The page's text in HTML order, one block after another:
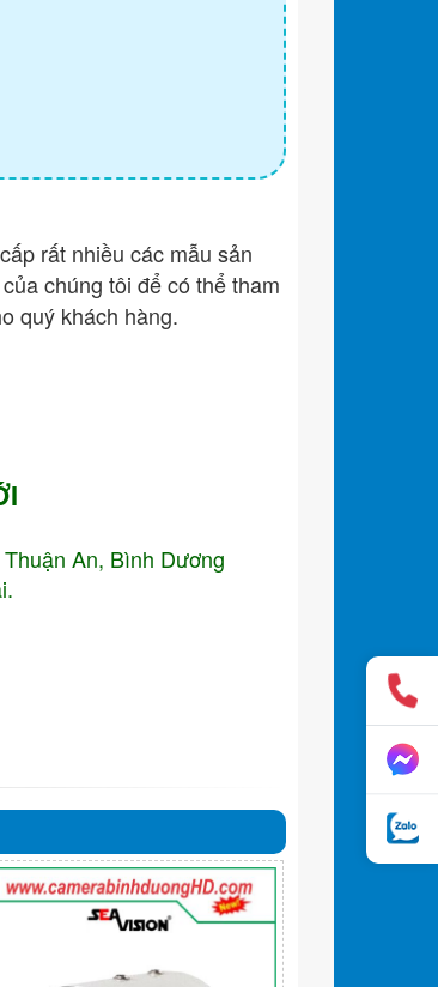
rất nhiều các mẫu sản
chúng tôi để có thể tham
quý khách hàng.
An, Bình Dương